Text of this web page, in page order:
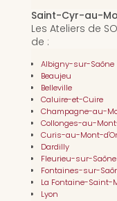
Saint-Cyr-au-
Les Ateliers de
de :
Albigny-sur-Saône
Beaujeu
Belleville
Caluire-et-Cuire
Champagne-au-
Collonges-au-
Curis-au-Mont-d'Or
Dardilly
Fleurieu-sur-Saône
Fontaines-sur-
La Fontaine-Saint-
Lyon